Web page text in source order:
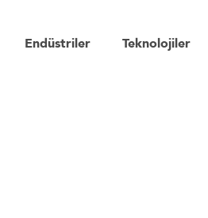
Endüstriler Teknolojiler